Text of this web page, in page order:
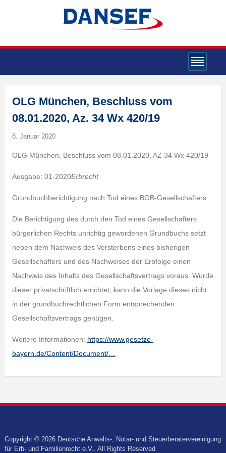
OLG München, Beschluss vom
08.01.2020, Az. 34 Wx 420/19
8. Januar 2020
OLG München, Beschluss vom 08.01.2020, AZ 34 Wx 420/19
Ausgabe: 01-2020Erbrecht
Grundbuchberichtigung nach Tod eines BGB-Gesellschafters
Die Berichtigung des durch den Tod eines Gesellschafters
bürgerlichen Rechts unrichtig gewordenen Grundbuchs setzt
neben dem Nachweis des Versterbens eines bisherigen
Gesellschafters und des Nachweises der Erbfolge einen
Nachweis des Inhalts des Gesellschaftsvertrags voraus. Wurde
dieser privatschriftlich errichtet, kann die Vorlage dieses nicht
in der grundbuchrechtlichen Form entsprechenden
Gesellschaftsvertrags genügen.
Weitere Informationen: https://www.gesetze-
bayern.de/Content/Document/…
Copyright © 2026 Deutsche Anwalts-, Notar- und Steuerberatervereinigung
für Erb- und Familienrecht e.V.. All Rights Reserved